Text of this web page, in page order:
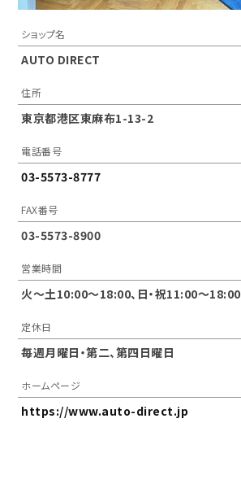
ショップ名
AUTO DIRECT
住所
東京都港区東麻布1-13-2
電話番号
03-5573-8777
FAX番号
03-5573-8900
営業時間
火～土10:00〜18:00、日・祝11:00～18:00
定休日
毎週月曜日・第二、第四日曜日
ホームページ
https://www.auto-direct.jp